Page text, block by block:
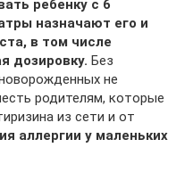
ребенку с 6
назначают его и
в том числе
дозировку. Без
не
родителям, которые
из сети и от
аллергии у маленьких